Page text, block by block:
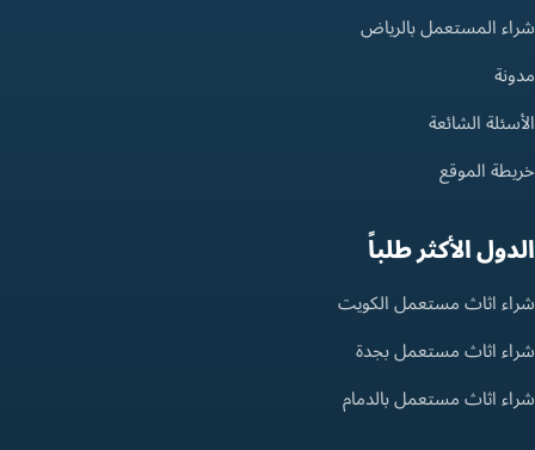
شراء المستعمل بالرياض
مدونة
الأسئلة الشائعة
خريطة الموقع
الدول الأكثر طلباً
شراء اثاث مستعمل الكويت
شراء اثاث مستعمل بجدة
شراء اثاث مستعمل بالدمام